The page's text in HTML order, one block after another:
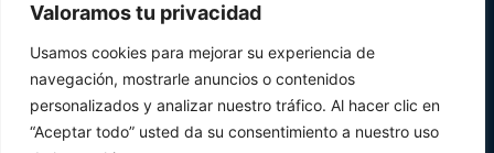
Valoramos tu privacidad
Usamos cookies para mejorar su experiencia de
navegación, mostrarle anuncios o contenidos
personalizados y analizar nuestro tráfico. Al hacer clic en
“Aceptar todo” usted da su consentimiento a nuestro uso
CONTACTO
info@infosegovia.com